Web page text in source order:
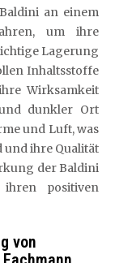
an einem
um ihre
Lagerung
Inhaltsstoffe
Wirksamkeit
dunkler Ort
und Luft, was
und ihre Qualität
der Baldini
positiven
von